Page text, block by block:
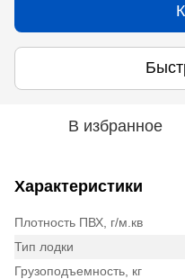
В избранное
Характеристики
Плотность ПВХ, г/м.кв
Тип лодки
Грузоподъемность, кг